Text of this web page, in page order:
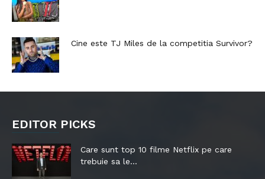
Cine este TJ Miles de la competitia Survivor?
EDITOR PICKS
Care sunt top 10 filme Netflix pe care
trebuie sa le...